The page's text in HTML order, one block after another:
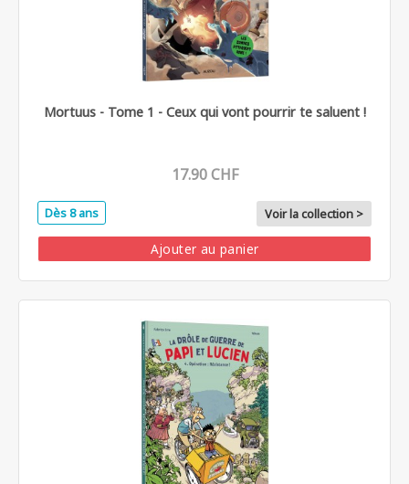
Mortuus - Tome 1 - Ceux qui vont pourrir te saluent !
17.90 CHF
Dès 8 ans Voir la collection >
Ajouter au panier